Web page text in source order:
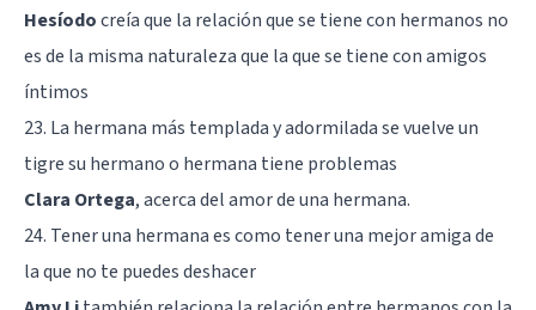
Hesíodocreía que la relación que se tiene con hermanos no
es de la misma naturaleza que la que se tiene con amigos
íntimos
23. La hermana más templada y adormilada se vuelve un
tigre su hermano o hermana tiene problemas
Clara Ortega, acerca del amor de una hermana.
24. Tener una hermana es como tener una mejor amiga de
la que no te puedes deshacer